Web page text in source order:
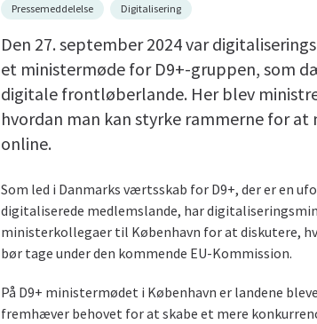
Pressemeddelelse Digitalisering
Den 27. september 2024 var
et ministermøde for D9+-gruppen, som
digitale frontløberlande. Her blev
hvordan man kan styrke rammerne for
online.
Som led i Danmarks værtsskab for D9+, der er en
digitaliserede medlemslande, har
ministerkollegaer til København for at diskutere,
bør tage under den kommende EU-Kommission.
På D9+ ministermødet i København er landene
fremhæver behovet for at skabe et mere